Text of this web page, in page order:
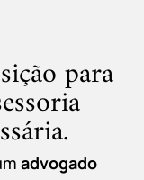
para
advogado